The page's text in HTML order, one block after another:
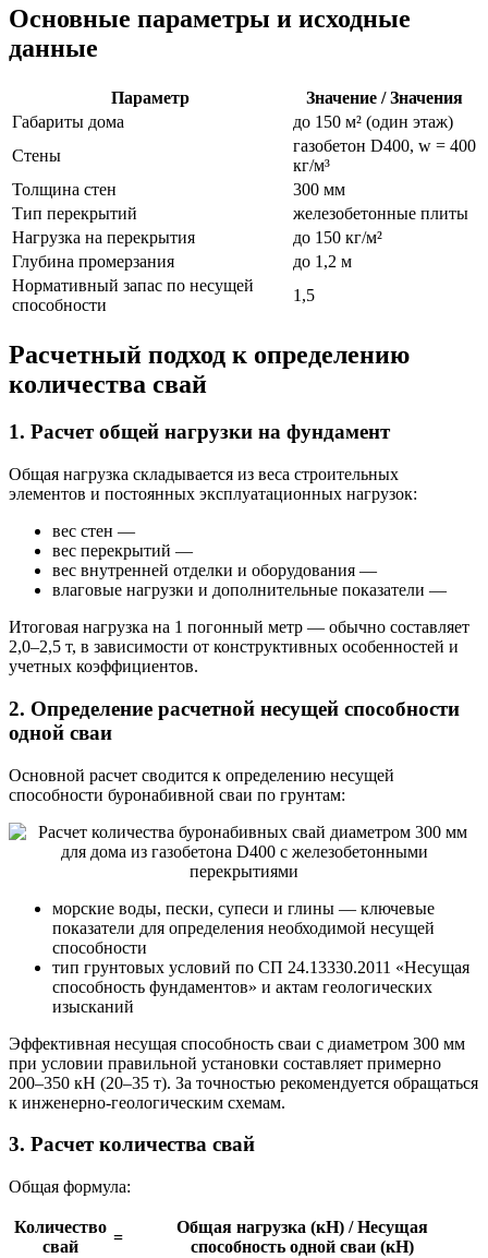
Основные параметры и исходные
данные
Параметр
Значение / Значения
Габариты дома
до 150 м² (один этаж)
Стены
газобетон D400, w = 400
кг/м³
Толщина стен
300 мм
Тип перекрытий
железобетонные плиты
Нагрузка на перекрытия
до 150 кг/м²
Глубина промерзания
до 1,2 м
Нормативный запас по несущей
способности
1,5
Расчетный подход к определению
количества свай
1. Расчет общей нагрузки на фундамент
Общая нагрузка складывается из веса строительных
элементов и постоянных эксплуатационных нагрузок:
вес стен —
вес перекрытий —
вес внутренней отделки и оборудования —
влаговые нагрузки и дополнительные показатели —
Итоговая нагрузка на 1 погонный метр — обычно составляет
2,0–2,5 т, в зависимости от конструктивных особенностей и
учетных коэффициентов.
2. Определение расчетной несущей способности
одной сваи
Основной расчет сводится к определению несущей
способности буронабивной сваи по грунтам:
морские воды, пески, супеси и глины — ключевые
показатели для определения необходимой несущей
способности
тип грунтовых условий по СП 24.13330.2011 «Несущая
способность фундаментов» и актам геологических
изысканий
Эффективная несущая способность сваи с диаметром 300 мм
при условии правильной установки составляет примерно
200–350 кН (20–35 т). За точностью рекомендуется обращаться
к инженерно-геологическим схемам.
3. Расчет количества свай
Общая формула:
Количество
свай
=
Общая нагрузка (кН) / Несущая
способность одной сваи (кН)